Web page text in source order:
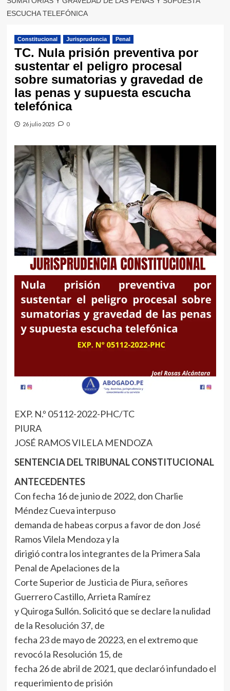
ESCUCHA TELEFÓNICA
Constitucional Jurisprudencia Penal
TC. Nula prisión preventiva por
sustentar el peligro procesal
sobre sumatorias y gravedad de
las penas y supuesta escucha
telefónica
26 julio 2025 0
EXP. N.º 05112-2022-PHC/TC
PIURA
JOSÉ RAMOS VILELA MENDOZA
SENTENCIA DEL TRIBUNAL CONSTITUCIONAL
ANTECEDENTES
Con fecha 16 de junio de 2022, don Charlie
Méndez Cueva interpuso
demanda de habeas corpus a favor de don José
Ramos Vilela Mendoza y la
dirigió contra los integrantes de la Primera Sala
Penal de Apelaciones de la
Corte Superior de Justicia de Piura, señores
Guerrero Castillo, Arrieta Ramírez
y Quiroga Sullón. Solicitó que se declare la nulidad
de la Resolución 37, de
fecha 23 de mayo de 20223, en el extremo que
revocó la Resolución 15, de
fecha 26 de abril de 2021, que declaró infundado el
requerimiento de prisión